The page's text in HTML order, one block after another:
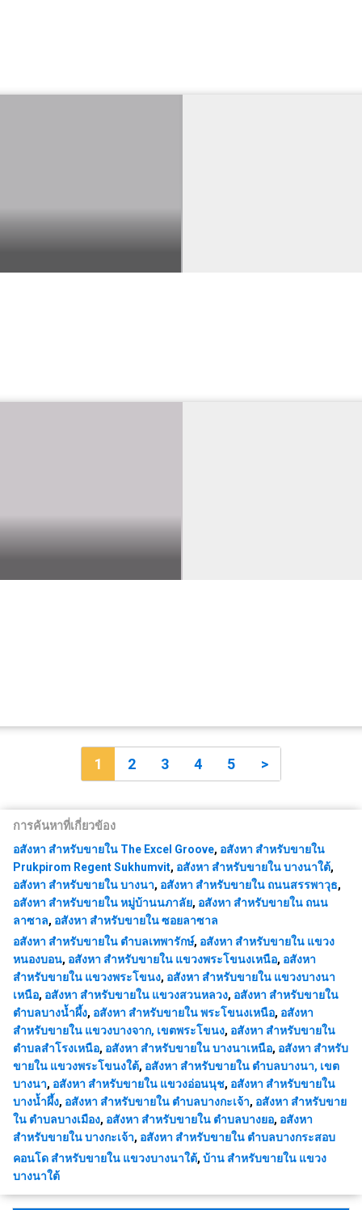
1 2 3 4 5 >
การค้นหาที่เกี่ยวข้อง
อสังหา สำหรับขายใน The Excel Groove, อสังหา สำหรับขายใน
Prukpirom Regent Sukhumvit, อสังหา สำหรับขายใน บางนาใต้,
อสังหา สำหรับขายใน บางนา, อสังหา สำหรับขายใน ถนนสรรพาวุธ,
อสังหา สำหรับขายใน หมู่บ้านนภาลัย, อสังหา สำหรับขายใน ถนน
ลาซาล, อสังหา สำหรับขายใน ซอยลาซาล
อสังหา สำหรับขายใน ตำบลเทพารักษ์, อสังหา สำหรับขายใน แขวง
หนองบอน, อสังหา สำหรับขายใน แขวงพระโขนงเหนือ, อสังหา
สำหรับขายใน แขวงพระโขนง, อสังหา สำหรับขายใน แขวงบางนา
เหนือ, อสังหา สำหรับขายใน แขวงสวนหลวง, อสังหา สำหรับขายใน
ตำบลบางน้ำผึ้ง, อสังหา สำหรับขายใน พระโขนงเหนือ, อสังหา
สำหรับขายใน แขวงบางจาก, เขตพระโขนง, อสังหา สำหรับขายใน
ตำบลสำโรงเหนือ, อสังหา สำหรับขายใน บางนาเหนือ, อสังหา สำหรับ
ขายใน แขวงพระโขนงใต้, อสังหา สำหรับขายใน ตำบลบางนา, เขต
บางนา, อสังหา สำหรับขายใน แขวงอ่อนนุช, อสังหา สำหรับขายใน
บางน้ำผึ้ง, อสังหา สำหรับขายใน ตำบลบางกะเจ้า, อสังหา สำหรับขาย
ใน ตำบลบางเมือง, อสังหา สำหรับขายใน ตำบลบางยอ, อสังหา
สำหรับขายใน บางกะเจ้า, อสังหา สำหรับขายใน ตำบลบางกระสอบ
คอนโด สำหรับขายใน แขวงบางนาใต้, บ้าน สำหรับขายใน แขวง
บางนาใต้